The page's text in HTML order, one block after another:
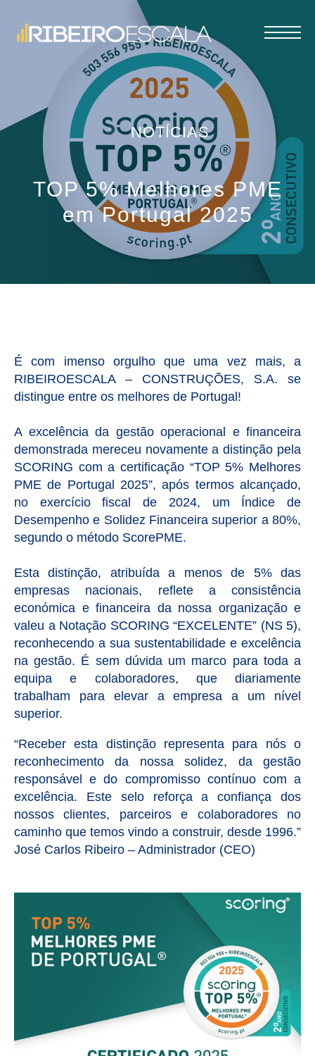
NOTÍCIAS
TOP 5% Melhores PME
em Portugal 2025
É com imenso orgulho que uma vez mais, a
RIBEIROESCALA – CONSTRUÇÕES, S.A. se
distingue entre os melhores de Portugal!
A excelência da gestão operacional e financeira
demonstrada mereceu novamente a distinção pela
SCORING com a certificação “TOP 5% Melhores
PME de Portugal 2025”, após termos alcançado,
no exercício fiscal de 2024, um Índice de
Desempenho e Solidez Financeira superior a 80%,
segundo o método ScorePME.
Esta distinção, atribuída a menos de 5% das
empresas nacionais, reflete a consistência
económica e financeira da nossa organização e
valeu a Notação SCORING “EXCELENTE” (NS 5),
reconhecendo a sua sustentabilidade e excelência
na gestão. É sem dúvida um marco para toda a
equipa e colaboradores, que diariamente
trabalham para elevar a empresa a um nível
superior.
“Receber esta distinção representa para nós o
reconhecimento da nossa solidez, da gestão
responsável e do compromisso contínuo com a
excelência. Este selo reforça a confiança dos
nossos clientes, parceiros e colaboradores no
caminho que temos vindo a construir, desde 1996.”
José Carlos Ribeiro – Administrador (CEO)